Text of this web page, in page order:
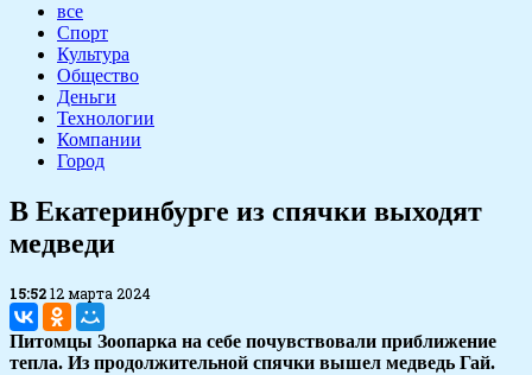
все
Спорт
Культура
Общество
Деньги
Технологии
Компании
Город
В Екатеринбурге из спячки выходят
медведи
15:5212 марта 2024
Питомцы Зоопарка на себе почувствовали приближение
тепла. Из продолжительной спячки вышел медведь Гай.